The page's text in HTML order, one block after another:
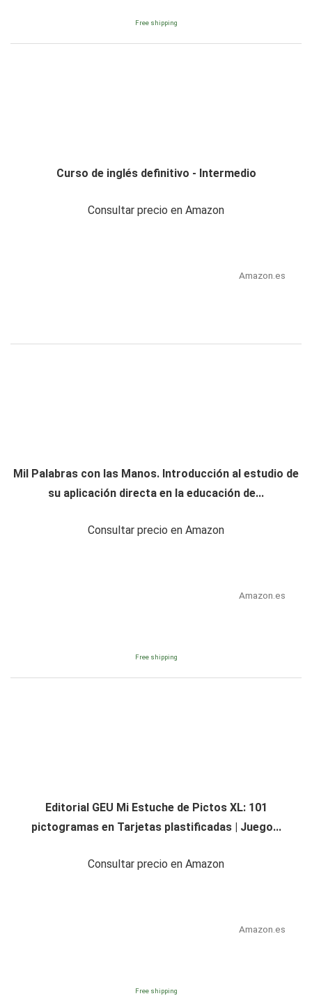
Free shipping
Curso de inglés definitivo - Intermedio
Consultar precio en Amazon
Amazon.es
Mil Palabras con las Manos. Introducción al estudio de
su aplicación directa en la educación de...
Consultar precio en Amazon
Amazon.es
Free shipping
Editorial GEU Mi Estuche de Pictos XL: 101
pictogramas en Tarjetas plastificadas | Juego...
Consultar precio en Amazon
Amazon.es
Free shipping